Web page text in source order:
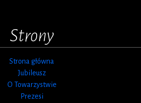
Strony
Strona główna
Jubileusz
O Towarzystwie
Prezesi